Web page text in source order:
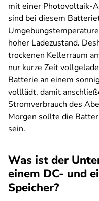
mit einer Photovoltaik-
sind bei diesem
hoher Ladezustand.
trockenen Kellerraum
nur kurze Zeit
Batterie an einem
volllädt, damit
Stromverbrauch des
Morgen sollte die
sein.
Was ist der
einem DC- und
Speicher?